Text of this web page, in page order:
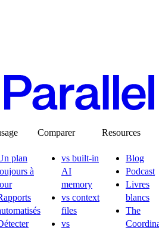
plan
à
Comparer
vs built-in
AI
memory
vs context
files
vs
Resources
Blog
Podcast
Livres
blancs
The